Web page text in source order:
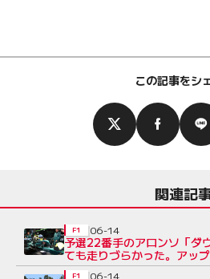
この記事をシ
関連記
予選22番手のアロンソ「ダ
ても走りづらかった。アッ
り切るしかない」
F1 06-14
F1 06-14